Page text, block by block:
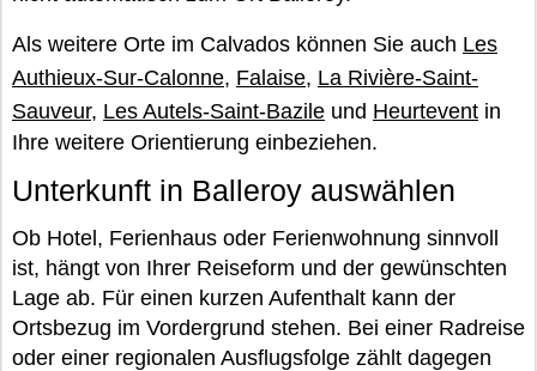
Als weitere Orte im Calvados können Sie auch Les
Authieux-Sur-Calonne, Falaise, La Rivière-Saint-
Sauveur, Les Autels-Saint-Bazile und Heurtevent in
Ihre weitere Orientierung einbeziehen.
Unterkunft in Balleroy auswählen
Ob Hotel, Ferienhaus oder Ferienwohnung sinnvoll
ist, hängt von Ihrer Reiseform und der gewünschten
Lage ab. Für einen kurzen Aufenthalt kann der
Ortsbezug im Vordergrund stehen. Bei einer Radreise
oder einer regionalen Ausflugsfolge zählt dagegen